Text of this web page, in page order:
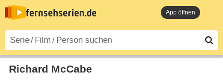
App öffnen
Richard McCabe